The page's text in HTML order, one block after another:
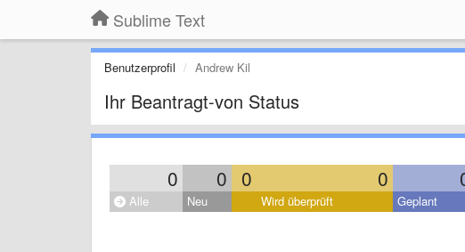
Sublime Text
Benutzerprofil Andrew Kil
Ihr Beantragt-von Status
0 0 0 0
Alle Neu Wird überprüft Geplant